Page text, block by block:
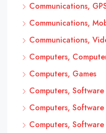
Communications,
Communications,
Communications,
Computers,
Computers, Games
Computers, Software
Computers, Software
Computers, Software